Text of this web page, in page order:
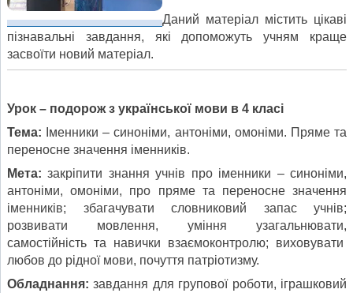
Даний матеріал містить цікаві
пізнавальні завдання, які допоможуть учням краще
засвоїти новий матеріал.
Урок – подорож з української мови в 4 класі
Тема: Іменники – синоніми, антоніми, омоніми. Пряме та
переносне значення іменників.
Мета: закріпити знання учнів про іменники – синоніми,
антоніми, омоніми, про пряме та переносне значення
іменників; збагачувати словниковий запас учнів;
розвивати мовлення, уміння узагальнювати,
самостійність та навички взаємоконтролю; виховувати
любов до рідної мови, почуття патріотизму.
Обладнання: завдання для групової роботи, іграшковий